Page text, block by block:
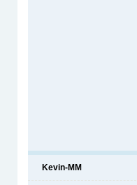
Kevin-MM